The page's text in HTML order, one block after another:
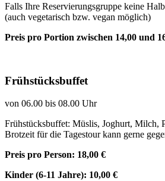
Falls Ihre Reservierungsgruppe keine
(auch vegetarisch bzw. vegan möglich)
Preis pro Portion zwischen 14,00 und
Frühstücksbuffet
von 06.00 bis 08.00 Uhr
Frühstücksbuffet: Müslis, Joghurt, Milch,
Brotzeit für die Tagestour kann gerne
Preis pro Person: 18,00 €
Kinder (6-11 Jahre): 10,00 €